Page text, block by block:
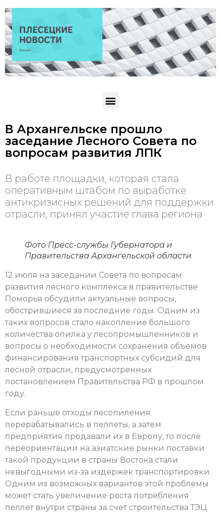
В Архангельске прошло
заседание Лесного Совета по
вопросам развития ЛПК
В работе площадки, которая стала
оперативным штабом по выработке
антикризисных решений для поддержки
отрасли, принял участие глава региона
Фото Пресс-службы Губернатора и
Правительства Архангельской области
12 июля на заседании Совета по вопросам
развития лесного комплекса в правительстве
Поморья обсудили актуальные вопросы,
обострившиеся за последние годы. Одним из
таких вопросов стало накопление большого
количества опилка у лесопромышленников и
вопросы о необходимости сохранения объемов
финансирования транспортных субсидий для
лесной отрасли, предусмотренных
постановлением Правительства РФ в прошлом
году.
Если раньше отходы лесопиления
перерабатывались в пеллеты, а затем
предприятия продавали их в Европу, то после
переориентации на азиатские рынки поставки
такой продукции в страны Востока стали
невыгодными из-за издержек транспортировки.
Одним из возможных вариантов этой проблемы
может стать увеличение роста потребления
пеллет внутри страны за счет строительства ТЭЦ